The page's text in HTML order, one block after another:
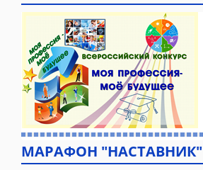
МАРАФОН "НАСТАВНИК"